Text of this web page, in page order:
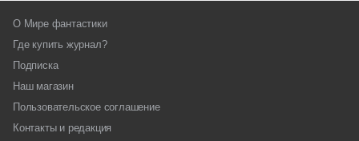
О Мире фантастики
Где купить журнал?
Подписка
Наш магазин
Пользовательское соглашение
Контакты и редакция